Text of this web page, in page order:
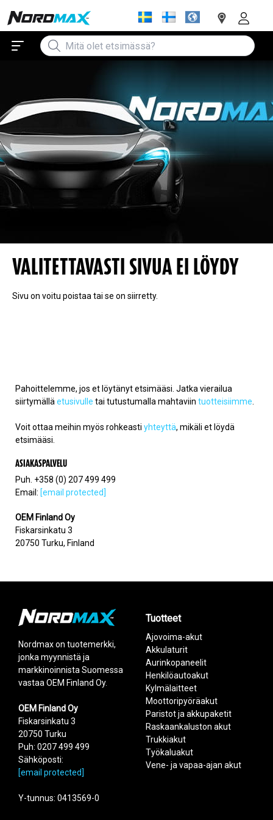
VALITETTAVASTI SIVUA EI LÖYDY
Sivu on voitu poistaa tai se on siirretty.
Pahoittelemme, jos et löytänyt etsimääsi. Jatka vierailua
siirtymällä etusivulle tai tutustumalla mahtaviin tuotteisiimme
Voit ottaa meihin myös rohkeasti yhteyttä, mikäli et löydä
etsimääsi.
ASIAKASPALVELU
Puh. +358 (0) 207 499 499
Email: [email protected]
OEM Finland Oy
Fiskarsinkatu 3
20750 Turku, Finland
Nordmax on tuotemerkki,
jonka myynnistä ja
markkinoinnista Suomessa
vastaa OEM Finland Oy.
OEM Finland Oy
Fiskarsinkatu 3
20750 Turku
Puh: 0207 499 499
Sähköposti:
[email protected]
Y-tunnus: 0413569-0
Tuotteet
Ajovoima-akut
Akkulaturit
Aurinkopaneelit
Henkilöautoakut
Kylmälaitteet
Moottoripyöräakut
Paristot ja akkupaketit
Raskaankaluston akut
Trukkiakut
Työkaluakut
Vene- ja vapaa-ajan akut